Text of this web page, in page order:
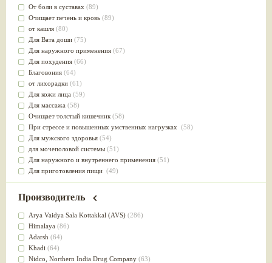
От боли в суставах (89)
Очищает печень и кровь (89)
от кашля (80)
Для Вата доши (75)
Для наружного применения (67)
Для похудения (66)
Благовония (64)
от лихорадки (61)
Для кожи лица (59)
Для массажа (58)
Очищает толстый кишечник (58)
При стрессе и повышенных умственных нагрузках (58)
Для мужского здоровья (54)
для мочеполовой системы (51)
Для наружного и внутреннего применения (51)
Для приготовления пищи (49)
от инфекций мочеполовой системы(49)
для суставов
Лечит опухоли и отеки(46)
Для медитации
выводит токсины
Для здоровья печени
Для тела(39)
Производитель
Arya Vaidya Sala Kottakkal (AVS) (286)
Himalaya (86)
Adarsh (64)
Khadi (64)
Nidсo, Northern India Drug Company (63)